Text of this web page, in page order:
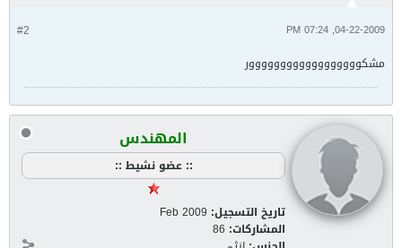
#2 04-22-2009, 07:24 PM
مشكوووووووووووووووووور
المهندس
:: عضو نشيط ::
تاريخ التسجيل: Feb 2009
المشاركات: 86